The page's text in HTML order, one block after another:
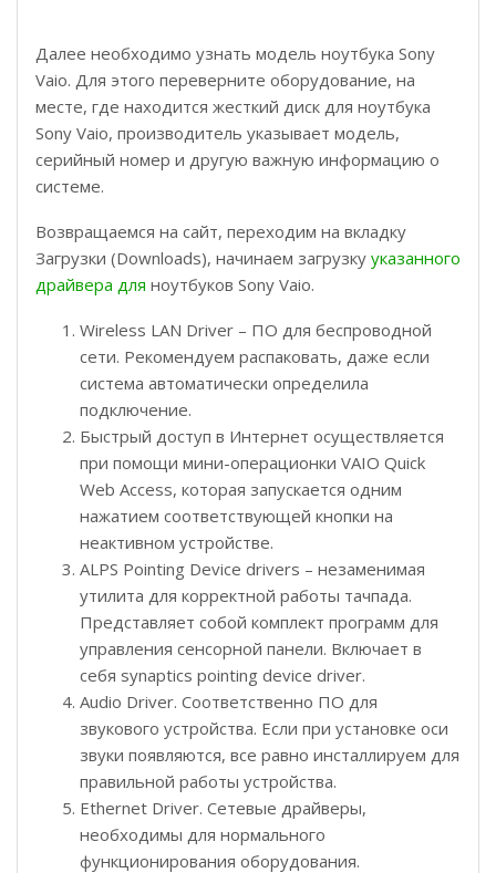
Далее необходимо узнать модель ноутбука Sony
Vaio. Для этого переверните оборудование, на
месте, где находится жесткий диск для ноутбука
Sony Vaio, производитель указывает модель,
серийный номер и другую важную информацию о
системе.
Возвращаемся на сайт, переходим на вкладку
Загрузки (Downloads), начинаем загрузку указанного
драйвера для ноутбуков Sony Vaio.
Wireless LAN Driver – ПО для беспроводной
сети. Рекомендуем распаковать, даже если
система автоматически определила
подключение.
Быстрый доступ в Интернет осуществляется
при помощи мини-операционки VAIO Quick
Web Access, которая запускается одним
нажатием соответствующей кнопки на
неактивном устройстве.
ALPS Pointing Device drivers – незаменимая
утилита для корректной работы тачпада.
Представляет собой комплект программ для
управления сенсорной панели. Включает в
себя synaptics pointing device driver.
Audio Driver. Соответственно ПО для
звукового устройства. Если при установке оси
звуки появляются, все равно инсталлируем для
правильной работы устройства.
Ethernet Driver. Сетевые драйверы,
необходимы для нормального
функционирования оборудования.